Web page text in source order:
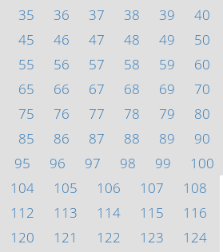
35 36 37 38 39
40
45 46 47 48 49
50
55 56 57 58 59
60
65 66 67 68 69
70
75 76 77 78 79
80
85 86 87 88 89
90
95 96 97 98 99
100
104 105 106 107
108
112 113 114 115
116
120 121 122 123
124